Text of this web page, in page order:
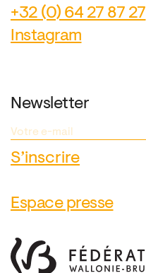
+32 (0) 64 27 87 27
Instagram
Newsletter
Espace presse